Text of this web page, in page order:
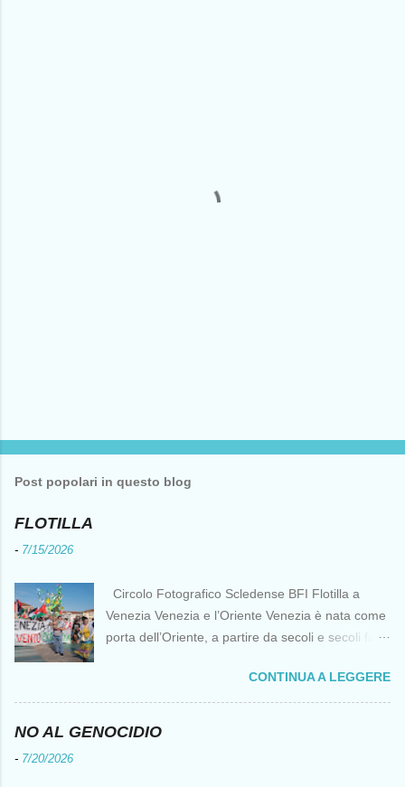
Post popolari in questo blog
FLOTILLA
- 7/15/2026
Circolo Fotografico Scledense BFI Flotilla a
Venezia Venezia e l’Oriente Venezia è nata come
porta dell’Oriente, a partire da secoli e secoli fa ai
di cantierizzazione veneziane divennero preziose
per tutti i crociati diretti a Gerusalemme. Proprio
le crociate fornirono ai veneziani l’occasione per
CONTINUA A LEGGERE
NO AL GENOCIDIO
- 7/20/2026